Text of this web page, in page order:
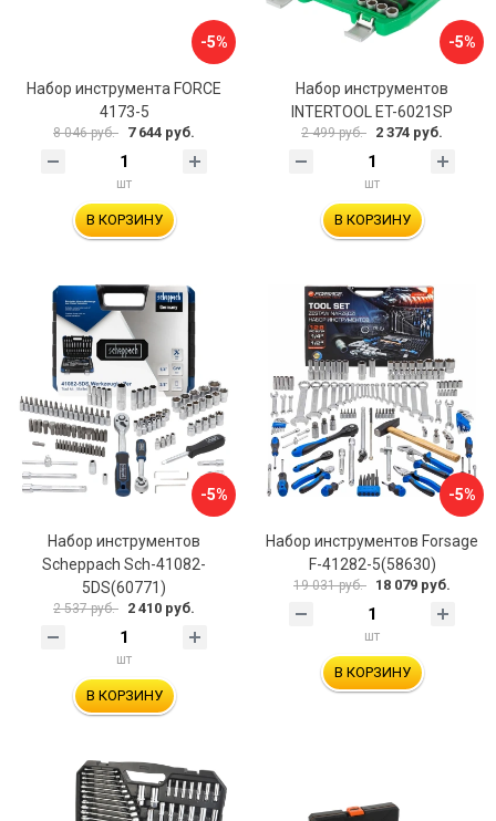
-5%
Набор инструмента FORCE
4173-5
8 046 руб. 7 644 руб.
шт
В КОРЗИНУ
-5%
Набор инструментов
INTERTOOL ET-6021SP
2 499 руб. 2 374 руб.
шт
В КОРЗИНУ
-5%
Набор инструментов
Scheppach Sch-41082-
5DS(60771)
2 537 руб. 2 410 руб.
шт
В КОРЗИНУ
-5%
Набор инструментов Forsage
F-41282-5(58630)
19 031 руб. 18 079 руб.
шт
В КОРЗИНУ